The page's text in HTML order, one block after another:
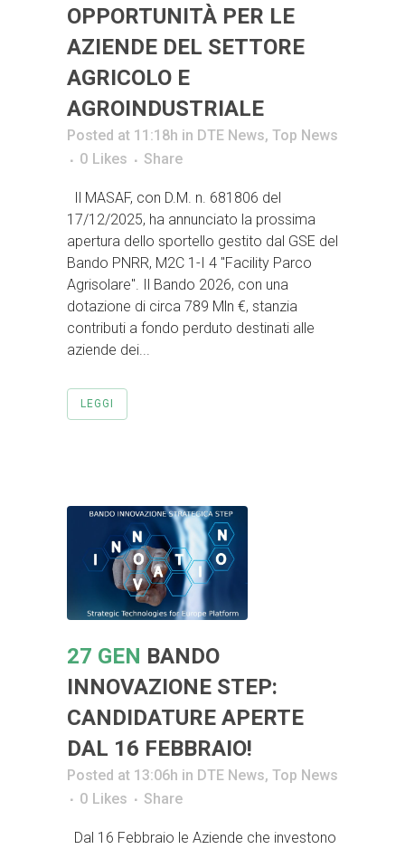
OPPORTUNITÀ PER LE
AZIENDE DEL SETTORE
AGRICOLO E
AGROINDUSTRIALE
Posted at 11:18h in DTE News, Top News
0 Likes Share
Il MASAF, con D.M. n. 681806 del
17/12/2025, ha annunciato la prossima
apertura dello sportello gestito dal GSE del
Bando PNRR, M2C 1-I 4 "Facility Parco
Agrisolare". Il Bando 2026, con una
dotazione di circa 789 Mln €, stanzia
contributi a fondo perduto destinati alle
aziende dei...
LEGGI
27 GEN BANDO
INNOVAZIONE STEP:
CANDIDATURE APERTE
DAL 16 FEBBRAIO!
Posted at 13:06h in DTE News, Top News
0 Likes Share
Dal 16 Febbraio le Aziende che investono